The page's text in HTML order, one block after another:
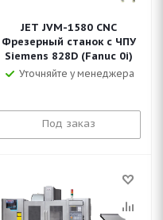
JET JVM-1580 CNC
Фрезерный станок с ЧПУ
Siemens 828D (Fanuc 0i)
Уточняйте у менеджера
Под заказ